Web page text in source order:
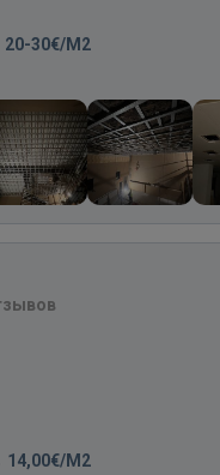
20-30€/M2
14,00€/M2